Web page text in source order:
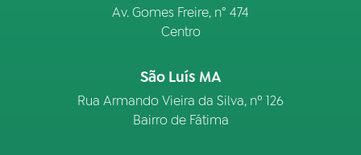
Av. Gomes Freire, n° 474
Centro
São Luís MA
Rua Armando Vieira da Silva, nº 126
Bairro de Fátima